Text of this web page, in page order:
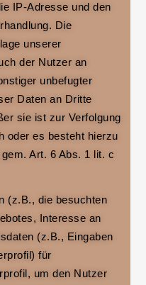
IP-Adresse und den
Die
unserer
der Nutzer an
unbefugter
Daten an Dritte
sie ist zur Verfolgung
oder es besteht hierzu
Art. 6 Abs. 1 lit. c
(z.B., die besuchten
Interesse an
(z.B., Eingaben
für
um den Nutzer